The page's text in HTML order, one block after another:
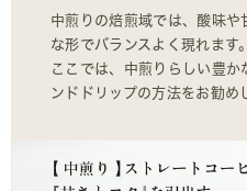
中煎りの焙煎域では、酸味や
な形でバランスよく現れます。
ここでは、中煎りらしい豊
ンドドリップの方法をお勧め